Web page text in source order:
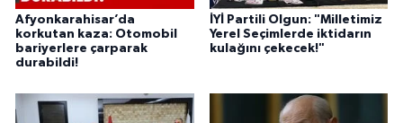
Afyonkarahisar’da
korkutan kaza: Otomobil
bariyerlere çarparak
durabildi!
İYİ Partili Olgun: "Milletimiz
Yerel Seçimlerde iktidarın
kulağını çekecek!"